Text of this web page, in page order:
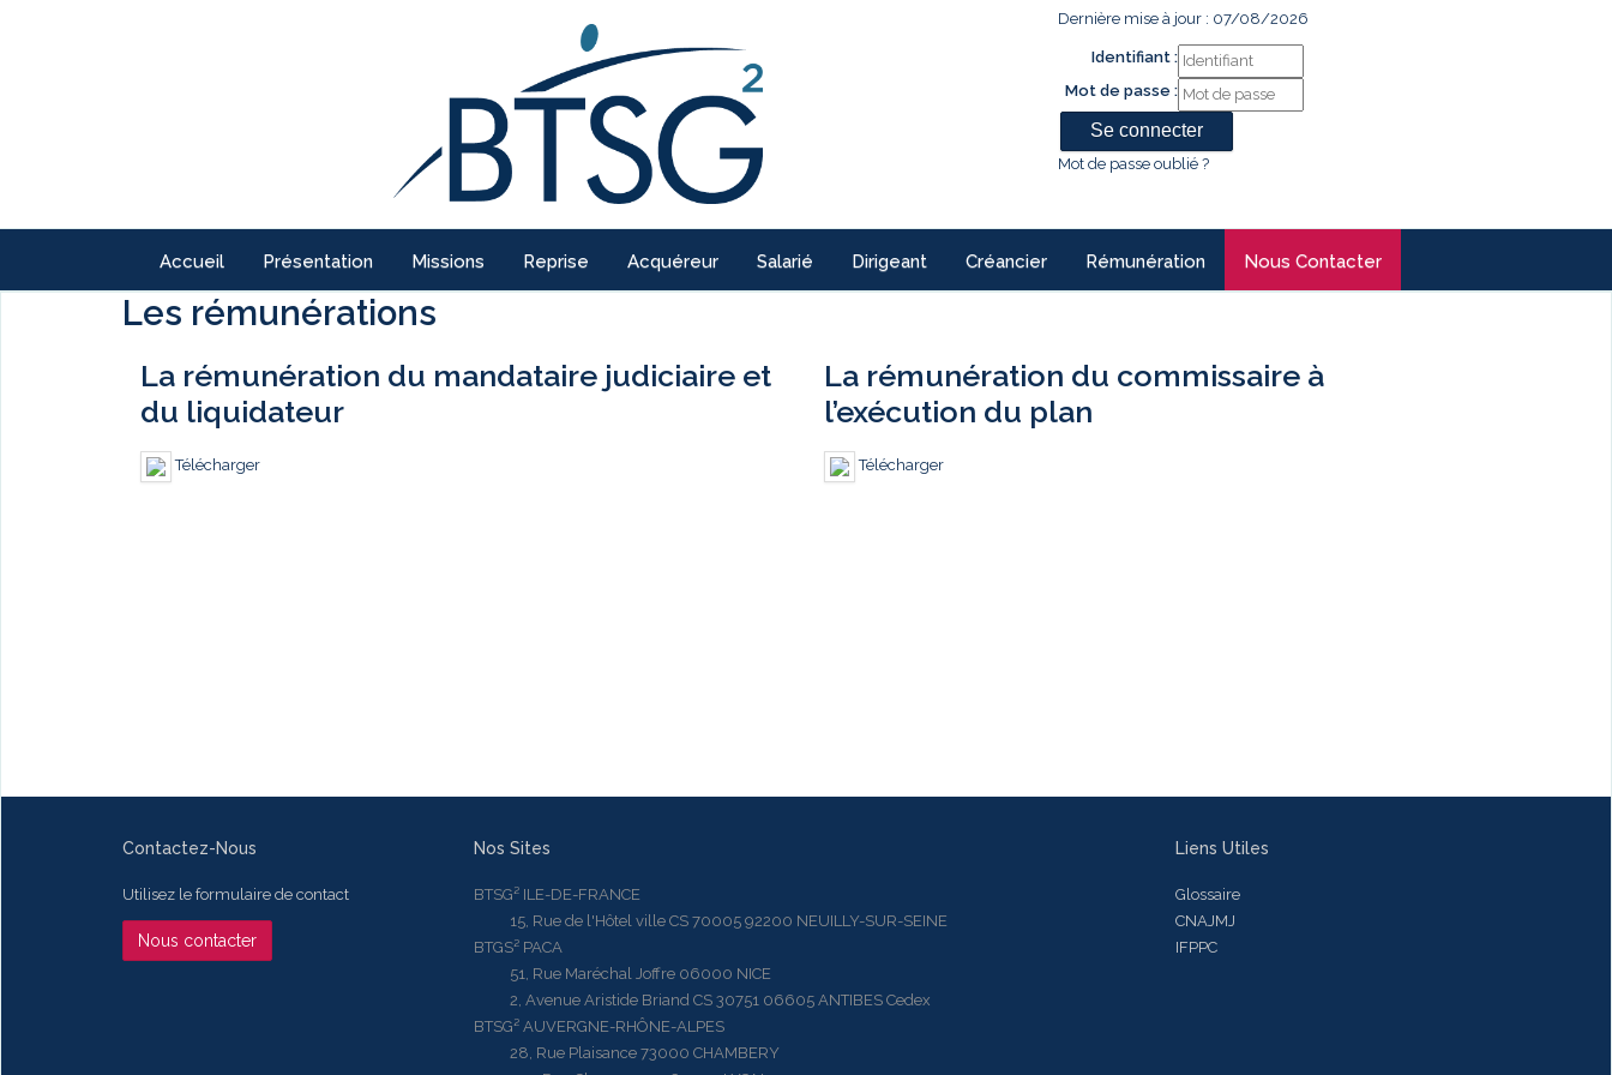
Dernière mise à jour : 07/08/2026
Identifiant :
Mot de passe :
Mot de passe oublié ?
Accueil Présentation Missions Reprise Acquéreur Salarié Dirigeant Créancier Rémunération Nous Contacter
Les rémunérations
La rémunération du mandataire judiciaire et
du liquidateur
Télécharger
La rémunération du commissaire à
l’exécution du plan
Télécharger
Contactez-Nous
Utilisez le formulaire de contact
Nous contacter
Nos Sites
BTSG² ILE-DE-FRANCE
15, Rue de l'Hôtel ville CS 70005 92200 NEUILLY-SUR-SEINE
BTGS² PACA
51, Rue Maréchal Joffre 06000 NICE
2, Avenue Aristide Briand CS 30751 06605 ANTIBES Cedex
BTSG² AUVERGNE-RHÔNE-ALPES
28, Rue Plaisance 73000 CHAMBERY
Liens Utiles
Glossaire
CNAJMJ
IFPPC